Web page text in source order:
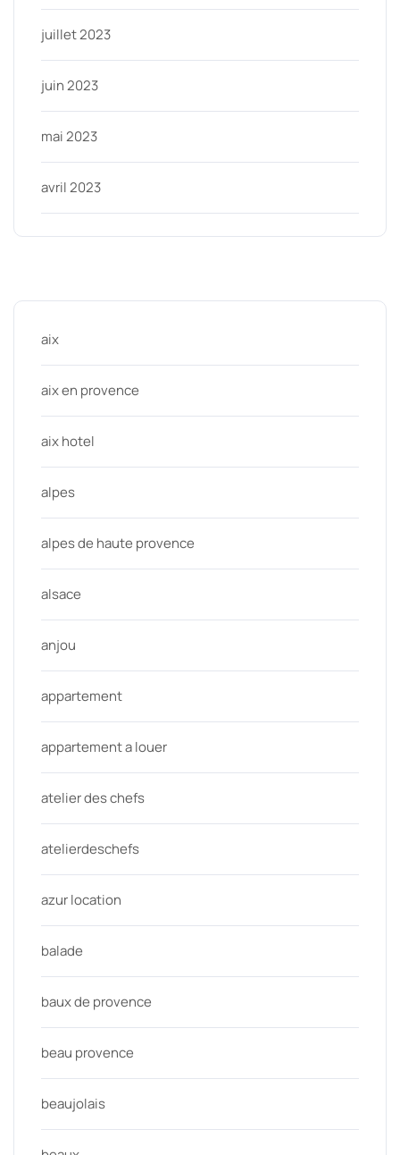
juillet 2023
juin 2023
mai 2023
avril 2023
aix
aix en provence
aix hotel
alpes
alpes de haute provence
alsace
anjou
appartement
appartement a louer
atelier des chefs
atelierdeschefs
azur location
balade
baux de provence
beau provence
beaujolais